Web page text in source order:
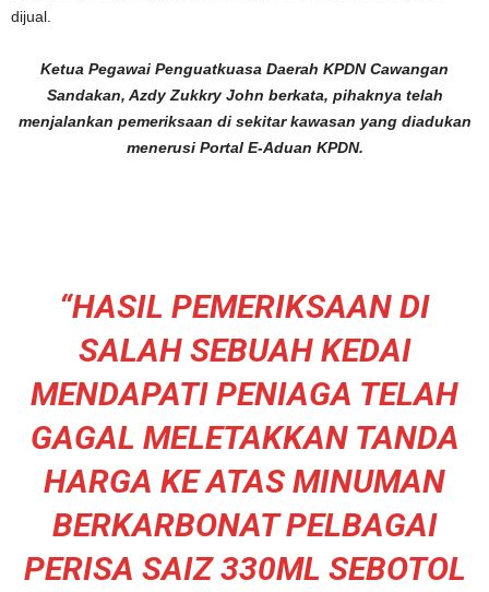
dijual.
Ketua Pegawai Penguatkuasa Daerah KPDN Cawangan
Sandakan, Azdy Zukkry John berkata, pihaknya telah
menjalankan pemeriksaan di sekitar kawasan yang diadukan
menerusi Portal E-Aduan KPDN.
“HASIL PEMERIKSAAN DI
SALAH SEBUAH KEDAI
MENDAPATI PENIAGA TELAH
GAGAL MELETAKKAN TANDA
HARGA KE ATAS MINUMAN
BERKARBONAT PELBAGAI
PERISA SAIZ 330ML SEBOTOL